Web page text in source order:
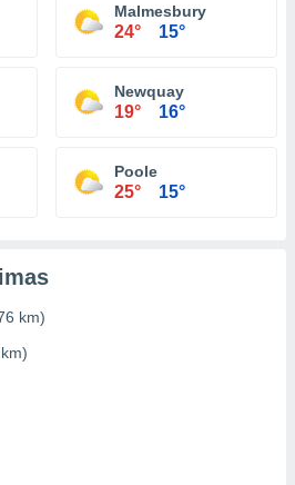
Malmesbury
24° 15°
Newquay
19° 16°
Poole
25° 15°
km)